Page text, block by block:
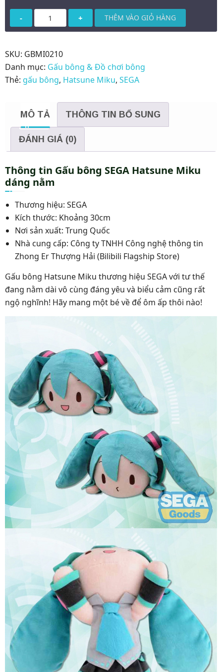
Gấu
bông
Hatsune
Miku
dáng
lượng
THÊM VÀO GIỎ HÀNG
SKU: GBMI0210
Danh mục: Gấu bông & Đồ chơi bông
Thẻ: gấu bông, Hatsune Miku, SEGA
MÔ TẢ THÔNG TIN BỔ SUNG
ĐÁNH GIÁ (0)
Thông tin Gấu bông SEGA Hatsune Miku
dáng nằm
Thương hiệu: SEGA
Kích thước: Khoảng 30cm
Nơi sản xuất: Trung Quốc
Nhà cung cấp: Công ty TNHH Công nghệ thông tin
Zhong Er Thượng Hải (Bilibili Flagship Store)
Gấu bông Hatsune Miku thương hiệu SEGA với tư thế
đang nằm dài vô cùng đáng yêu và biểu cảm cũng rất
ngộ nghĩnh! Hãy mang một bé về để ôm ấp thôi nào!